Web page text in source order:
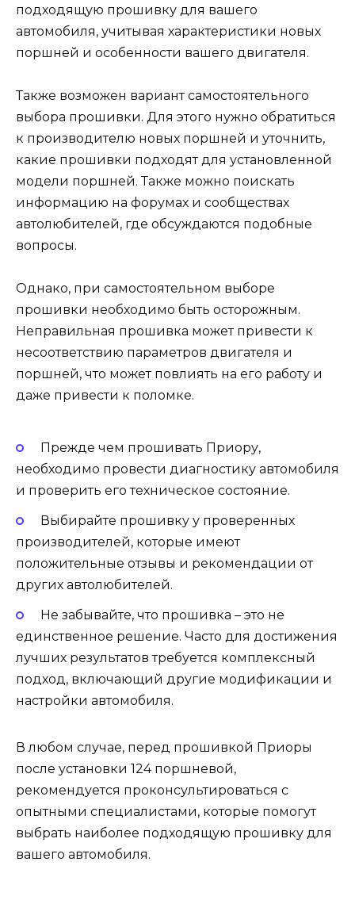
подходящую прошивку для вашего
автомобиля, учитывая характеристики новых
поршней и особенности вашего двигателя.
Также возможен вариант самостоятельного
выбора прошивки. Для этого нужно обратиться
к производителю новых поршней и уточнить,
какие прошивки подходят для установленной
модели поршней. Также можно поискать
информацию на форумах и сообществах
автолюбителей, где обсуждаются подобные
вопросы.
Однако, при самостоятельном выборе
прошивки необходимо быть осторожным.
Неправильная прошивка может привести к
несоответствию параметров двигателя и
поршней, что может повлиять на его работу и
даже привести к поломке.
Прежде чем прошивать Приору,
необходимо провести диагностику автомобиля
и проверить его техническое состояние.
Выбирайте прошивку у проверенных
производителей, которые имеют
положительные отзывы и рекомендации от
других автолюбителей.
Не забывайте, что прошивка – это не
единственное решение. Часто для достижения
лучших результатов требуется комплексный
подход, включающий другие модификации и
настройки автомобиля.
В любом случае, перед прошивкой Приоры
после установки 124 поршневой,
рекомендуется проконсультироваться с
опытными специалистами, которые помогут
выбрать наиболее подходящую прошивку для
вашего автомобиля.